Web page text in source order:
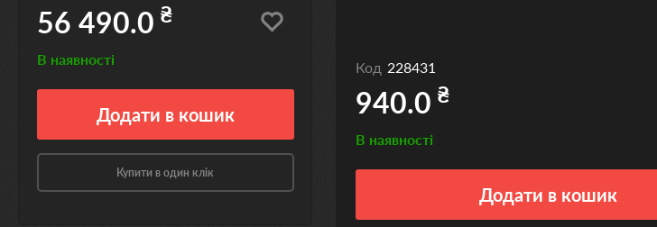
56 490.0 ₴
В наявності
Додати в кошик
Купити в один клік
Код 228431
940.0 ₴
В наявності
Додати в кошик